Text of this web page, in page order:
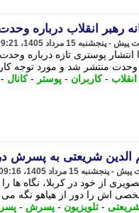
رهبر انقلاب درباره
انتشار پوستری تازه درباره
وحدت منتشر شد و مورد توجه
انقلاب -کاربران - پوستر -کانال -
شریعتی به پسرش در
تصویری از خود در کربلا،
اش را دور از هیاهو نگه می
- تلویزیون - پسرش - پسر